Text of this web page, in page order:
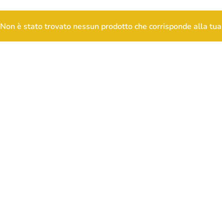
Non è stato trovato nessun prodotto che corrisponde alla